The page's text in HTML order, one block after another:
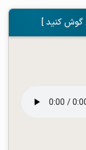
گوش کنید ]